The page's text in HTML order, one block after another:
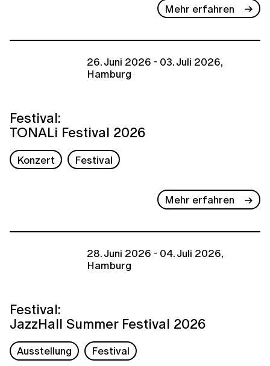
Mehr erfahren
26. Juni 2026 - 03. Juli 2026,
Hamburg
Festival:
TONALi Festival 2026
Konzert Festival
Mehr erfahren
28. Juni 2026 - 04. Juli 2026,
Hamburg
Festival:
JazzHall Summer Festival 2026
Ausstellung Festival